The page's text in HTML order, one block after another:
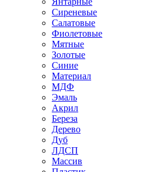
Сиреневые
Салатовые
Фиолетовые
Мятные
Золотые
Синие
Материал
МДФ
Эмаль
Акрил
Береза
Дерево
Дуб
ЛДСП
Массив